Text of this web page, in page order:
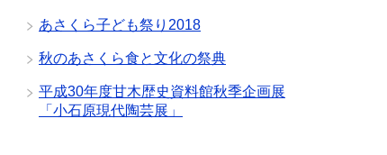
あさくら子ども祭り2018
秋のあさくら食と文化の祭典
平成30年度甘木歴史資料館秋季企画展
「小石原現代陶芸展」